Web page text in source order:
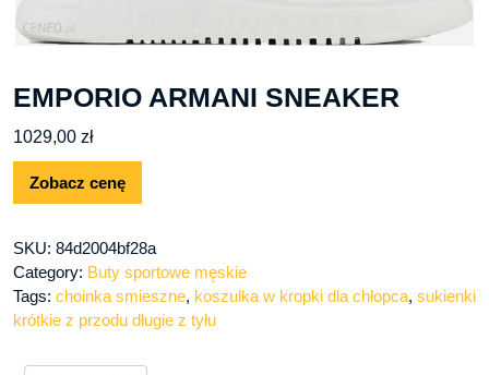
EMPORIO ARMANI SNEAKER
1029,00 zł
Zobacz cenę
SKU: 84d2004bf28a
Category: Buty sportowe męskie
Tags: choinka smieszne, koszulka w kropki dla chłopca, sukienki
krótkie z przodu długie z tyłu